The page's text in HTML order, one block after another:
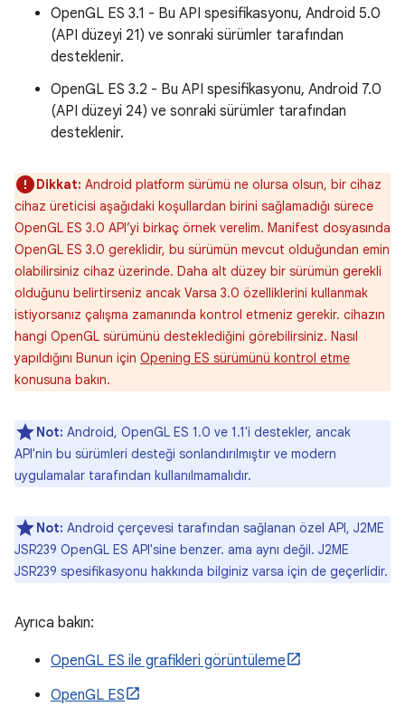
OpenGL ES 3.1 - Bu API spesifikasyonu, Android 5.0
(API düzeyi 21) ve sonraki sürümler tarafından
desteklenir.
OpenGL ES 3.2 - Bu API spesifikasyonu, Android 7.0
(API düzeyi 24) ve sonraki sürümler tarafından
desteklenir.
Dikkat: Android platform sürümü ne olursa olsun, bir cihaz
cihaz üreticisi aşağıdaki koşullardan birini sağlamadığı sürece
OpenGL ES 3.0 API’yi birkaç örnek verelim. Manifest dosyasında
OpenGL ES 3.0 gereklidir, bu sürümün mevcut olduğundan emin
olabilirsiniz cihaz üzerinde. Daha alt düzey bir sürümün gerekli
olduğunu belirtirseniz ancak Varsa 3.0 özelliklerini kullanmak
istiyorsanız çalışma zamanında kontrol etmeniz gerekir. cihazın
hangi OpenGL sürümünü desteklediğini görebilirsiniz. Nasıl
yapıldığını Bunun için Opening ES sürümünü kontrol etme
konusuna bakın.
Not: Android, OpenGL ES 1.0 ve 1.1'i destekler, ancak
API'nin bu sürümleri desteği sonlandırılmıştır ve modern
uygulamalar tarafından kullanılmamalıdır.
Not: Android çerçevesi tarafından sağlanan özel API, J2ME
JSR239 OpenGL ES API'sine benzer. ama aynı değil. J2ME
JSR239 spesifikasyonu hakkında bilginiz varsa için de geçerlidir.
Ayrıca bakın:
OpenGL ES ile grafikleri görüntüleme
OpenGL ES